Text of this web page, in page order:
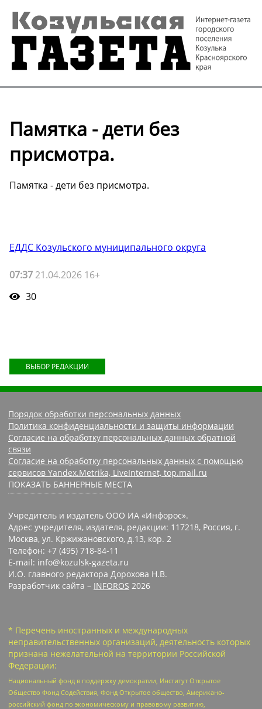
Памятка - дети без
присмотра.
Памятка - дети без присмотра.
ЕДДС Козульского муниципального округа
07:37 21.04.2026 16+
30
ВЫБОР РЕДАКЦИИ
Порядок обработки персональных данных
Политика конфиденциальности и защиты информации
Согласие на обработку персональных данных обратной
связи
Согласие на обработку персональных данных с помощью
сервисов Yandex.Metrika, LiveInternet, top.mail.ru
ПОКАЗАТЬ БАННЕРНЫЕ МЕСТА
Учредитель и издатель ООО ИА «Инфорос».
Адрес учредителя, издателя, редакции: 117218, Россия, г.
Москва, ул. Кржижановского, д.13, кор. 2
Телефон: +7 (495) 718-84-11
E-mail: info@kozulsk-gazeta.ru
И.О. главного редактора Дорохова Н.В.
Разработчик сайта – INFOROS 2026
* Перечень иностранных и международных
неправительственных организаций, деятельность которых
признана нежелательной на территории Российской
Федерации:
Национальный фонд в поддержку демократии, Институт Открытое
Общество Фонд Содействия, Фонд Открытое общество, Американо-
российский фонд по экономическому и правовому развитию,